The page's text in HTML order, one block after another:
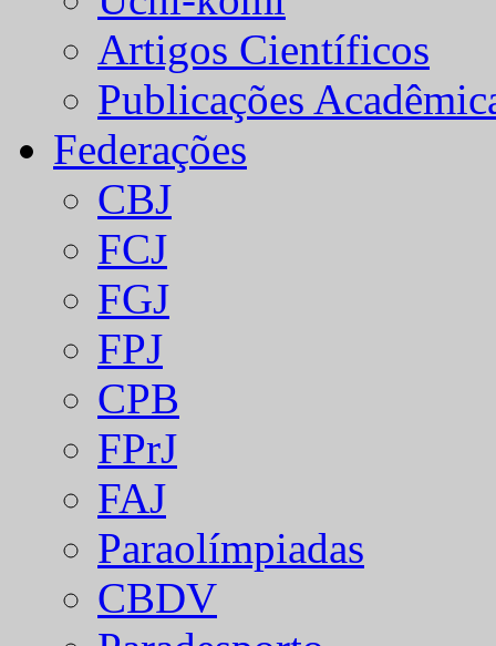
Artigos Científicos
Publicações
Federações
CBJ
FCJ
FGJ
FPJ
CPB
FPrJ
FAJ
Paraolímpiadas
CBDV